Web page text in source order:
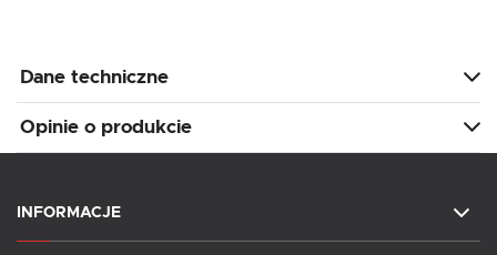
Dane techniczne
Opinie o produkcie
INFORMACJE